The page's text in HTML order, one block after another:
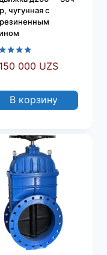
чугунная с
000 UZS
В корзину